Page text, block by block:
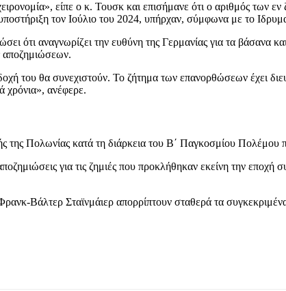
είπε ο κ. Τουσκ και επισήμανε ότι ο αριθμός των
τον Ιούλιο του 2024, υπήρχαν, σύμφωνα με το
ότι αναγνωρίζει την ευθύνη της Γερμανίας για τα βάσανα
αποζημιώσεων.
του θα συνεχιστούν. Το ζήτημα των επανορθώσεων έχει
χρόνια», ανέφερε.
της Πολωνίας κατά τη διάρκεια του Β΄ Παγκοσμίου Πολέμου
για τις ζημιές που προκλήθηκαν εκείνη την
Βάλτερ Σταϊνμάιερ απορρίπτουν σταθερά τα